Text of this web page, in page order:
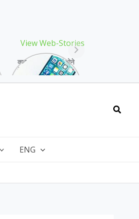
View Web-Stories
क्या storage full होने
के बाद मोबाइल हो रहा है
ENG